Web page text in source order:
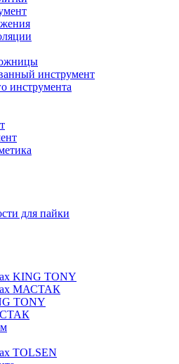
инструмент
инструмента
для пайки
KING TONY
МАСТАК
TONY
TOLSEN